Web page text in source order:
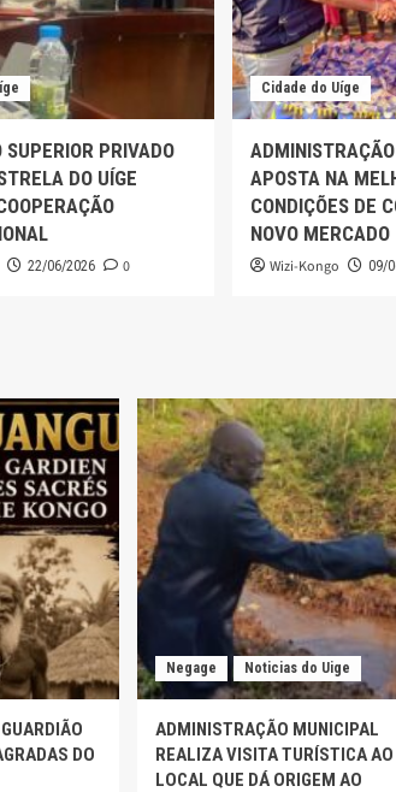
PRIVADO
DO UÍGE
22/06/2026 0
Cidade do Uíge
APOSTA NA
CONDIÇÕES DE
NOVO MERCADO
Wizi-Kongo 09/
DO
Negage Noticias do Uige
ADMINISTRAÇÃO MUNICIPAL
REALIZA VISITA TURÍSTICA AO
LOCAL QUE DÁ ORIGEM AO